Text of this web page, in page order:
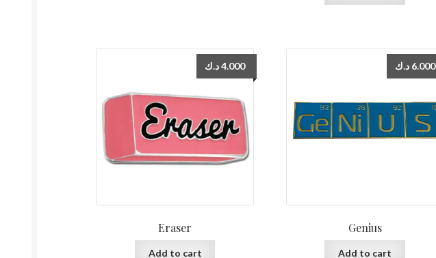
Eraser
4.000د.ك
Add to cart
Genius
6.000 د.ك
Add to cart